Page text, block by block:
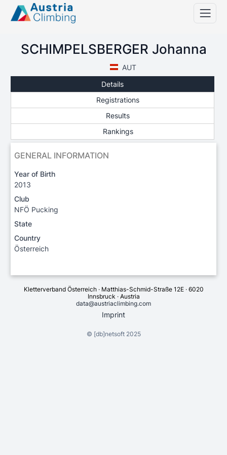
SCHIMPELSBERGER Johanna
AUT
Details
Registrations
Results
Rankings
GENERAL INFORMATION
Year of Birth
2013
Club
NFÖ Pucking
State
Country
Österreich
Kletterverband Österreich · Matthias-Schmid-Straße 12E · 6020
Innsbruck · Austria
data@austriaclimbing.com
Imprint
© [db]netsoft2025